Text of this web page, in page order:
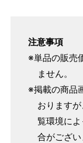
注意事項
※単品の販売
ません。
※掲載の商品
おります
覧環境に
合がござい